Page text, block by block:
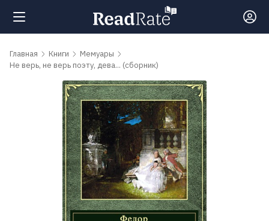
Поиск
Рейтинги
Главная Книги
Мемуары
Не верь, не верь поэту, дева... (сборник)